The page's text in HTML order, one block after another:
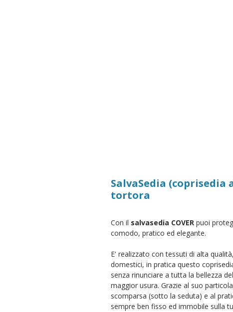
SalvaSedia (coprisedia
tortora
Con il salvasedia COVER puoi
comodo, pratico ed elegante.
E' realizzato con tessuti di alta
domestici, in pratica questo
senza rinunciare a tutta la bellezza
maggior usura. Grazie al suo
scomparsa (sotto la seduta) e al
sempre ben fisso ed immobile sulla